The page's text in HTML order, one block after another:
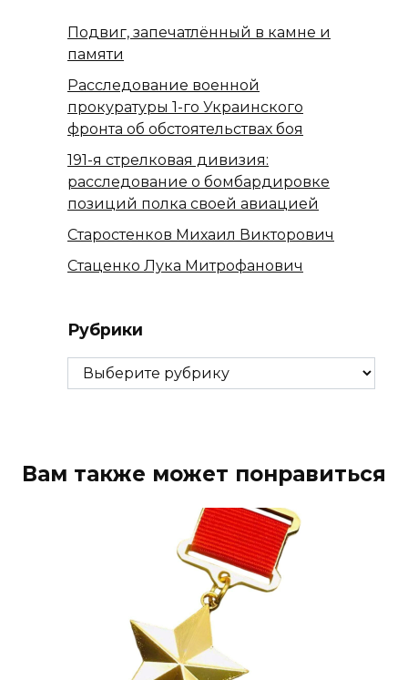
Подвиг, запечатлённый в камне и
памяти
Расследование военной
прокуратуры 1-го Украинского
фронта об обстоятельствах боя
191-я стрелковая дивизия:
расследование о бомбардировке
позиций полка своей авиацией
Старостенков Михаил Викторович
Стаценко Лука Митрофанович
Рубрики
Рубрики
Вам также может понравиться